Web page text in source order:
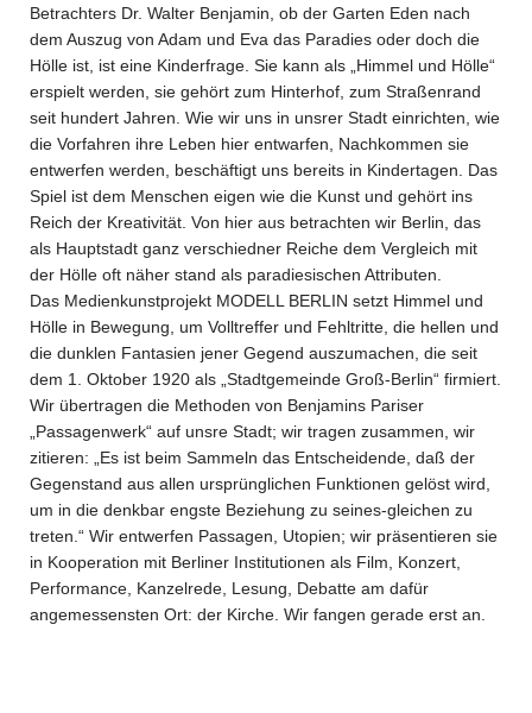
Betrachters Dr. Walter Benjamin, ob der Garten Eden nach
dem Auszug von Adam und Eva das Paradies oder doch die
Hölle ist, ist eine Kinderfrage. Sie kann als „Himmel und Hölle“
erspielt werden, sie gehört zum Hinterhof, zum Straßenrand
seit hundert Jahren. Wie wir uns in unsrer Stadt einrichten, wie
die Vorfahren ihre Leben hier entwarfen, Nachkommen sie
entwerfen werden, beschäftigt uns bereits in Kindertagen. Das
Spiel ist dem Menschen eigen wie die Kunst und gehört ins
Reich der Kreativität. Von hier aus betrachten wir Berlin, das
als Hauptstadt ganz verschiedner Reiche dem Vergleich mit
der Hölle oft näher stand als paradiesischen Attributen.
Das Medienkunstprojekt MODELL BERLIN setzt Himmel und
Hölle in Bewegung, um Volltreffer und Fehltritte, die hellen und
die dunklen Fantasien jener Gegend auszumachen, die seit
dem 1. Oktober 1920 als „Stadtgemeinde Groß-Berlin“ firmiert.
Wir übertragen die Methoden von Benjamins Pariser
„Passagenwerk“ auf unsre Stadt; wir tragen zusammen, wir
zitieren: „Es ist beim Sammeln das Entscheidende, daß der
Gegenstand aus allen ursprünglichen Funktionen gelöst wird,
um in die denkbar engste Beziehung zu seines-gleichen zu
treten.“ Wir entwerfen Passagen, Utopien; wir präsentieren sie
in Kooperation mit Berliner Institutionen als Film, Konzert,
Performance, Kanzelrede, Lesung, Debatte am dafür
angemessensten Ort: der Kirche. Wir fangen gerade erst an.